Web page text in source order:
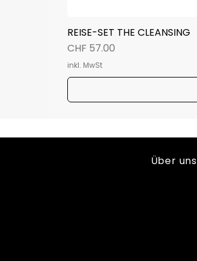
REISE-SET THE CLEANSING
Preis
CHF 57.00
inkl. MwSt
Über uns